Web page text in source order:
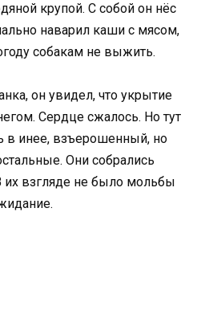
крупой. С собой он нёс
наварил каши с мясом,
собакам не выжить.
он увидел, что укрытие
Сердце сжалось. Но тут
в инее, взъерошенный, но
Они собрались
их взгляде не было мольбы